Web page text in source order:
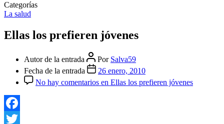
Categorías
La salud
Ellas los prefieren jóvenes
Autor de la entrada Por Salva59
Fecha de la entrada
26 enero, 2010
No hay comentarios en Ellas los prefieren jóvenes
Facebook